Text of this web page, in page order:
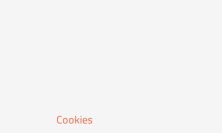
Cookies